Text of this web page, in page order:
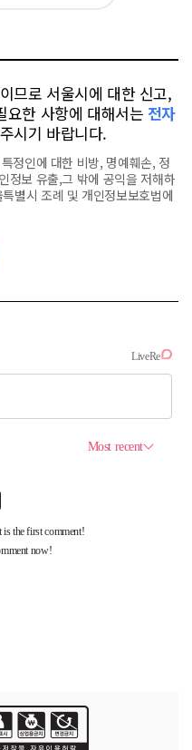
므로 서울시에 대한 신고,
요한 사항에 대해서는 전자
시기 바랍니다.
정인에 대한 비방, 명예훼손, 정
정보 유출,그 밖에 공익을 저해하
별시 조례 및 개인정보보호법에